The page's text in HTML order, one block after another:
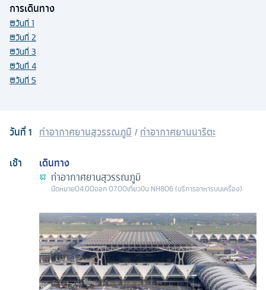
วันที่1 ท่าอากาศยานสุวรรณภูมิ /ท่าอากาศยานนาริตะ
เช้า
เดินทาง
ท่าอากาศยานสุวรรณภูมิ
นัดหมาย04.00ออก07.00เที่ยวบิน NH806 (บริการอาหารบนเครื่อง)
การเดินทาง
วันที่ 1
วันที่ 2
วันที่ 3
วันที่ 4
วันที่ 5